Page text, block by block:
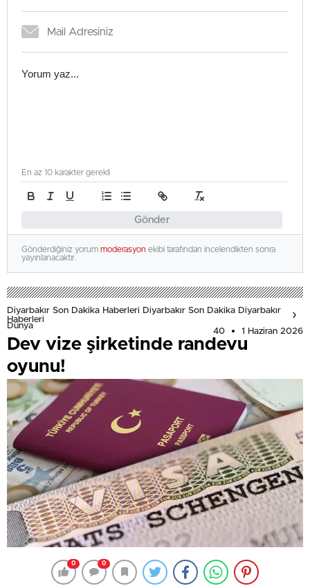
Gönder
En az 10 karakter gerekli
Gönderdiğiniz yorum moderasyon ekibi tarafından incelendikten sonra
yayınlanacaktır.
Diyarbakır Son Dakika Haberleri Diyarbakır Son Dakika Diyarbakır
Haberleri
Dünya
40 1 Haziran 2026
Dev vize şirketinde randevu
oyunu!
0 0